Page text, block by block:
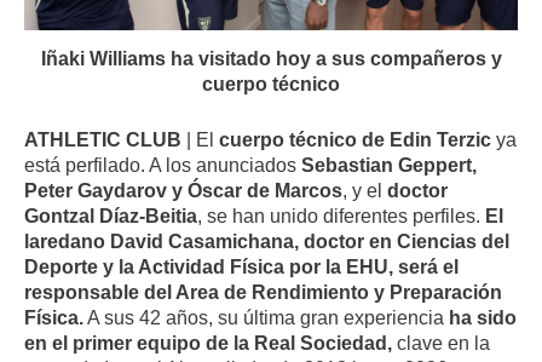
Iñaki Williams ha visitado hoy a sus compañeros y
cuerpo técnico
ATHLETIC CLUB | El cuerpo técnico de Edin Terzic ya
está perfilado. A los anunciados Sebastian Geppert,
Peter Gaydarov y Óscar de Marcos , y el doctor
Gontzal Díaz-Beitia , se han unido diferentes perfiles. El
laredano David Casamichana, doctor en Ciencias del
Deporte y la Actividad Física por la EHU, será el
responsable del Area de Rendimiento y Preparación
Física. A sus 42 años, su última gran experiencia ha sido
en el primer equipo de la Real Sociedad, clave en la